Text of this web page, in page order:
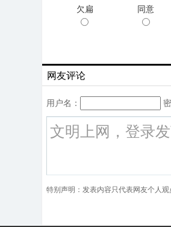
欠扁 同意
网友评论
用户名：
特别声明：发表内容只代表网友个人